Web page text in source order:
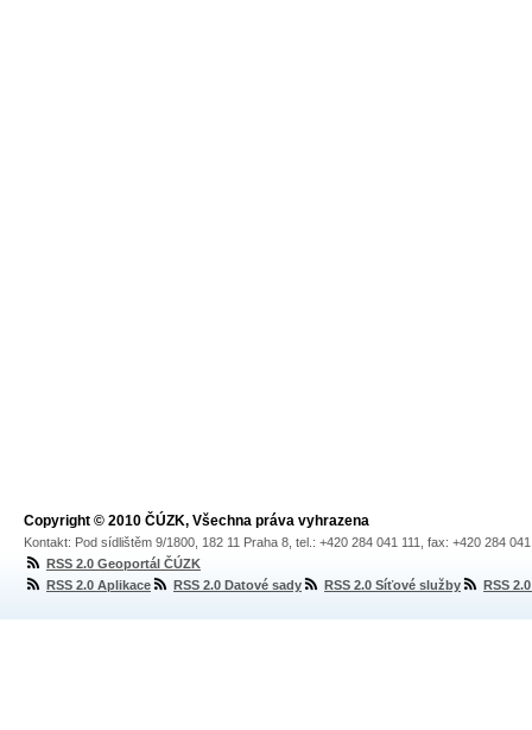
Copyright © 2010 ČÚZK, Všechna práva vyhrazena
Kontakt: Pod sídlištěm 9/1800, 182 11 Praha 8, tel.: +420 284 041 111, fax: +420 284
RSS 2.0 Geoportál ČÚZK
RSS 2.0 Aplikace
RSS 2.0 Datové sady RSS 2.0 Síťové služby RSS